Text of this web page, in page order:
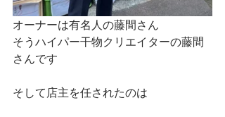
オーナーは有名人の藤間さん
そうハイパー干物クリエイターの藤間
さんです
そして店主を任されたのは